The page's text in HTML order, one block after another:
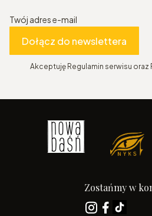
Twój adres e-mail
Dołącz do newslettera
Akceptuję Regulamin serwisu
Zostańmy w